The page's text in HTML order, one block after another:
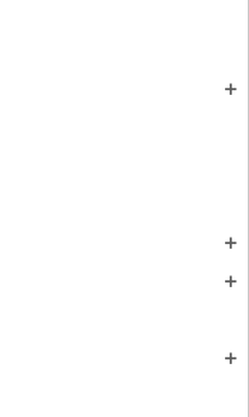
add
add
add
add